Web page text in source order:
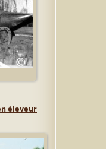
éleveur